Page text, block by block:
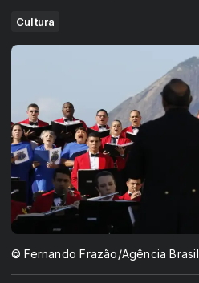
Cultura
© Fernando Frazão/Agência Brasil